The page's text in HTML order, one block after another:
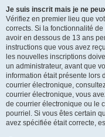
Je suis inscrit mais je ne
Vérifiez en premier lieu que
corrects. Si la fonctionnalité
avoir en dessous de 13 ans
instructions que vous avez
les nouvelles inscriptions
un administrateur, avant que
information était présente lors
courrier électronique,
courrier électronique, vous
de courrier électronique ou le
pourriel. Si vous êtes certain
avez spécifiée était correcte,